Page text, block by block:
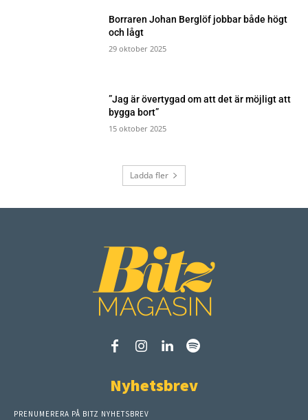
Borraren Johan Berglöf jobbar både högt
och lågt
29 oktober 2025
”Jag är övertygad om att det är möjligt att
bygga bort”
15 oktober 2025
Ladda fler
Nyhetsbrev
PRENUMERERA PÅ BITZ NYHETSBREV